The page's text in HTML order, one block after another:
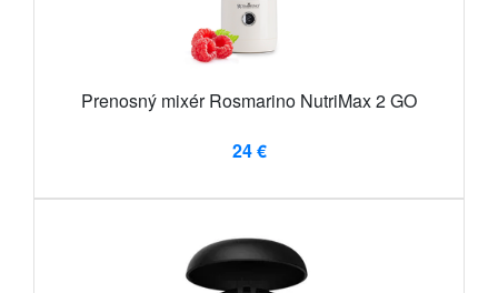
Prenosný mixér Rosmarino NutriMax 2 GO
24 €